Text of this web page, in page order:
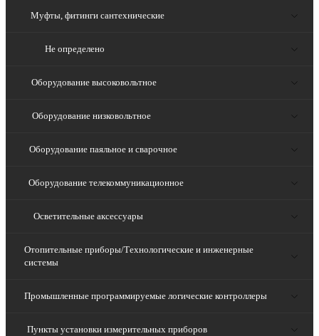
Муфты, фитинги сантехнические
Не определено
Оборудование высоковольтное
Оборудование низковольтное
Оборудование паяльное и сварочное
Оборудование телекоммуникационное
Осветительные аксессуары
Отопительные приборы/Технологические и инженерные
системы
Промышленные программируемые логические контроллеры
Пункты установки измерительных приборов